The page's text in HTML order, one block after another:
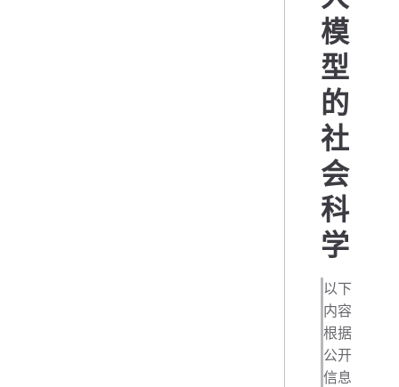
模
型
的
社
会
科
学
以下
内容
根据
公开
信息